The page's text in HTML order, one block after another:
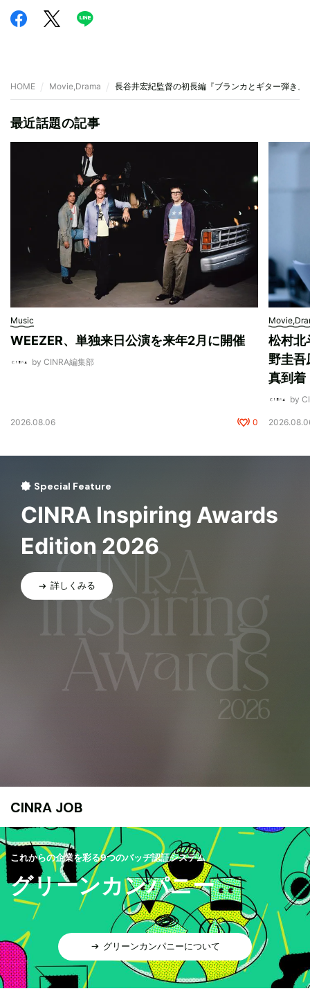
HOME Movie,Drama 長谷井宏紀監督の初長編『ブランカとギター弾き』
最近話題の記事
Music
WEEZER、単独来日公演を来年2月に開催
by CINRA編集部
2026.08.06 0
松村北
野圭吾
真到着
by
Special Feature
CINRA Inspiring Awards
Edition 2026
詳しくみる
CINRA JOB
これからの企業を彩る9つのバッヂ認証システム
グリーンカンパニー
グリーンカンパニーについて